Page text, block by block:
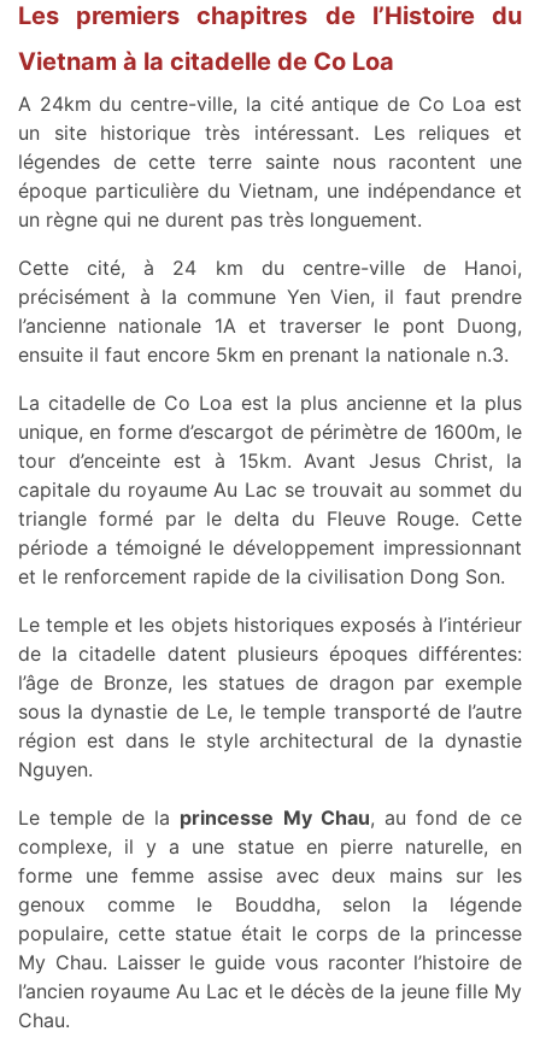
Les premiers chapitres de l’Histoire du
Vietnam à la citadelle de Co Loa
A 24km du centre-ville, la cité antique de Co Loa est
un site historique très intéressant. Les reliques et
légendes de cette terre sainte nous racontent une
époque particulière du Vietnam, une indépendance et
un règne qui ne durent pas très longuement.
Cette cité, à 24 km du centre-ville de Hanoi,
précisément à la commune Yen Vien, il faut prendre
l’ancienne nationale 1A et traverser le pont Duong,
ensuite il faut encore 5km en prenant la nationale n.3.
La citadelle de Co Loa est la plus ancienne et la plus
unique, en forme d’escargot de périmètre de 1600m, le
tour d’enceinte est à 15km. Avant Jesus Christ, la
capitale du royaume Au Lac se trouvait au sommet du
triangle formé par le delta du Fleuve Rouge. Cette
période a témoigné le développement impressionnant
et le renforcement rapide de la civilisation Dong Son.
Le temple et les objets historiques exposés à l’intérieur
de la citadelle datent plusieurs époques différentes:
l’âge de Bronze, les statues de dragon par exemple
sous la dynastie de Le, le temple transporté de l’autre
région est dans le style architectural de la dynastie
Nguyen.
Le temple de la princesse My Chau, au fond de ce
complexe, il y a une statue en pierre naturelle, en
forme une femme assise avec deux mains sur les
genoux comme le Bouddha, selon la légende
populaire, cette statue était le corps de la princesse
My Chau. Laisser le guide vous raconter l’histoire de
l’ancien royaume Au Lac et le décès de la jeune fille My
Chau.